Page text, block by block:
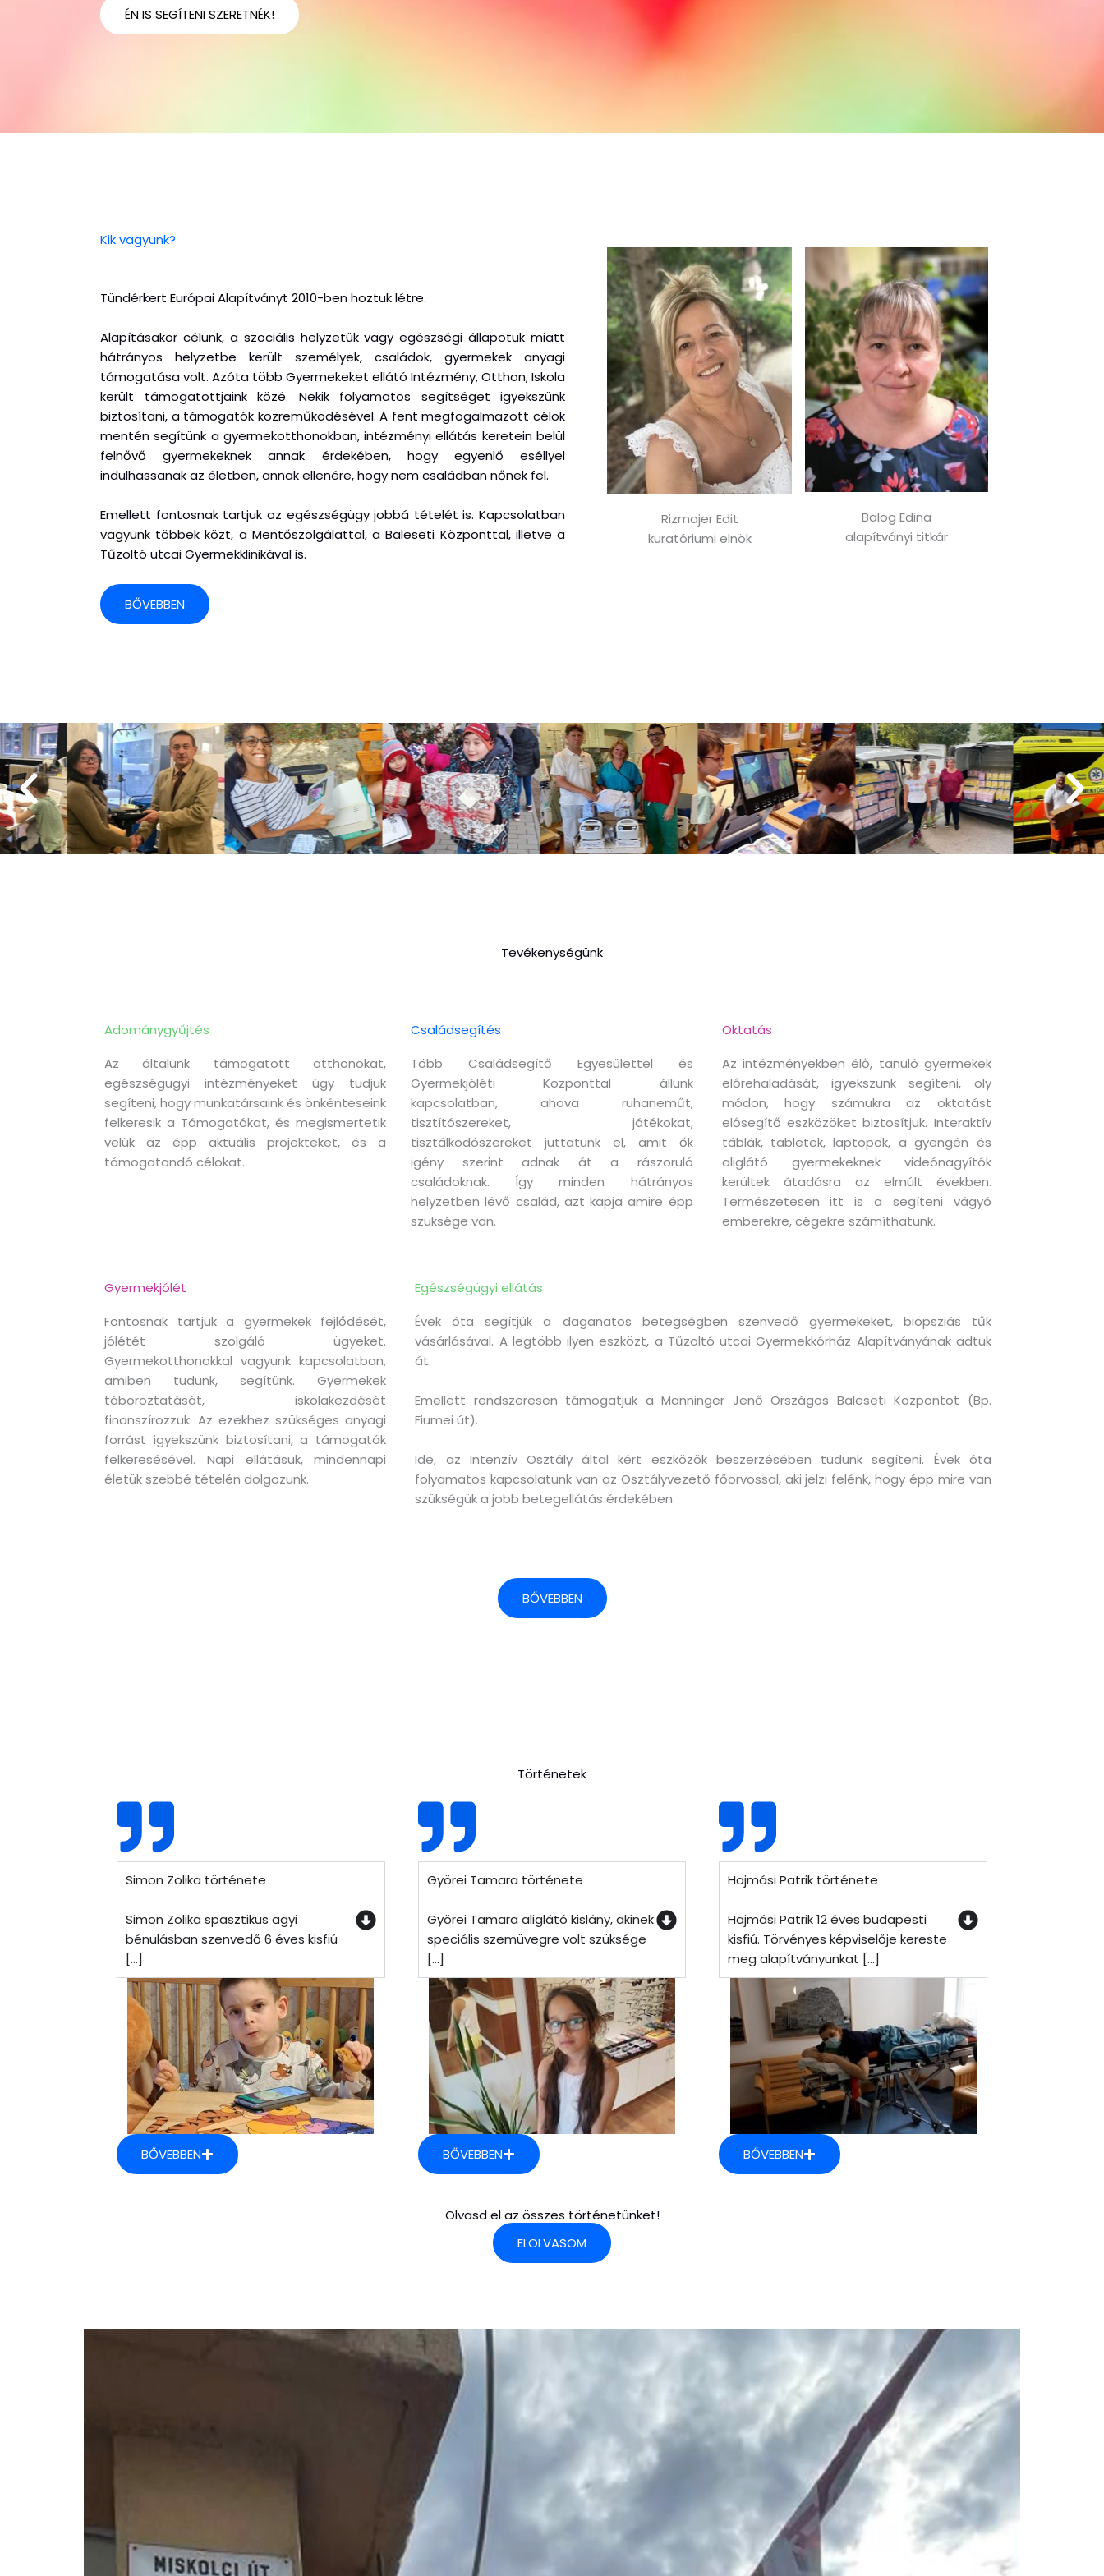
ÉN IS SEGÍTENI SZERETNÉK!
Kik vagyunk?
Tündérkert Európai Alapítványt 2010-ben hoztuk létre.
Alapításakor célunk, a szociális helyzetük vagy egészségi állapotuk miatt
hátrányos helyzetbe került személyek, családok, gyermekek anyagi
támogatása volt. Azóta több Gyermekeket ellátó Intézmény, Otthon, Iskola
került támogatottjaink közé. Nekik folyamatos segítséget igyekszünk
biztosítani, a támogatók közreműködésével. A fent megfogalmazott célok
mentén segítünk a gyermekotthonokban, intézményi ellátás keretein belül
felnővő gyermekeknek annak érdekében, hogy egyenlő eséllyel
indulhassanak az életben, annak ellenére, hogy nem családban nőnek fel.
Emellett fontosnak tartjuk az egészségügy jobbá tételét is. Kapcsolatban
vagyunk többek közt, a Mentőszolgálattal, a Baleseti Központtal, illetve a
Tűzoltó utcai Gyermekklinikával is.
BŐVEBBEN
Rizmajer Edit
kuratóriumi elnök
Balog Edina
alapítványi titkár
Tevékenységünk
Adománygyűjtés
Az általunk támogatott otthonokat,
egészségügyi intézményeket úgy tudjuk
segíteni, hogy munkatársaink és önkénteseink
felkeresik a Támogatókat, és megismertetik
velük az épp aktuális projekteket, és a
támogatandó célokat.
Családsegítés
Több Családsegítő Egyesülettel és
Gyermekjóléti Központtal állunk
kapcsolatban, ahova ruhaneműt,
tisztítószereket, játékokat,
tisztálkodószereket juttatunk el, amit ők
igény szerint adnak át a rászoruló
családoknak. Így minden hátrányos
helyzetben lévő család, azt kapja amire épp
szüksége van.
Oktatás
Az intézményekben élő, tanuló gyermekek
előrehaladását, igyekszünk segíteni, oly
módon, hogy számukra az oktatást
elősegítő eszközöket biztosítjuk. Interaktív
táblák, tabletek, laptopok, a gyengén és
aliglátó gyermekeknek videónagyítók
kerültek átadásra az elmúlt években.
Természetesen itt is a segíteni vágyó
emberekre, cégekre számíthatunk.
Gyermekjólét
Fontosnak tartjuk a gyermekek fejlődését,
jólétét szolgáló ügyeket.
Gyermekotthonokkal vagyunk kapcsolatban,
amiben tudunk, segítünk. Gyermekek
táboroztatását, iskolakezdését
finanszírozzuk. Az ezekhez szükséges anyagi
forrást igyekszünk biztosítani, a támogatók
felkeresésével. Napi ellátásuk, mindennapi
életük szebbé tételén dolgozunk.
Egészségügyi ellátás
Évek óta segítjük a daganatos betegségben szenvedő gyermekeket, biopsziás tűk
vásárlásával. A legtöbb ilyen eszközt, a Tűzoltó utcai Gyermekkórház Alapítványának adtuk
át.
Emellett rendszeresen támogatjuk a Manninger Jenő Országos Baleseti Központot (Bp.
Fiumei út).
Ide, az Intenzív Osztály által kért eszközök beszerzésében tudunk segíteni. Évek óta
folyamatos kapcsolatunk van az Osztályvezető főorvossal, aki jelzi felénk, hogy épp mire van
szükségük a jobb betegellátás érdekében.
BŐVEBBEN
Történetek
Simon Zolika története
Simon Zolika spasztikus agyi
bénulásban szenvedő 6 éves kisfiú
[...]
BŐVEBBEN
Györei Tamara története
Györei Tamara aliglátó kislány, akinek
speciális szemüvegre volt szüksége
[...]
BŐVEBBEN
Hajmási Patrik története
Hajmási Patrik 12 éves budapesti
kisfiú. Törvényes képviselője kereste
meg alapítványunkat [...]
BŐVEBBEN
Olvasd el az összes történetünket!
ELOLVASOM